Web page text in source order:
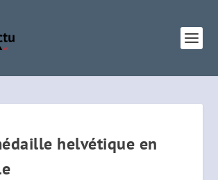
helvétique en